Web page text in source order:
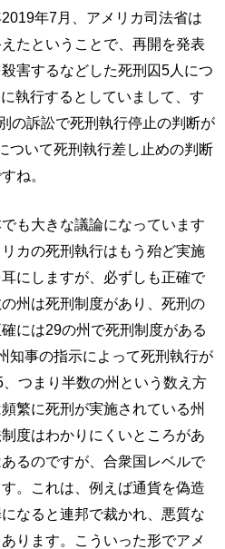
年7月、アメリカ司法省は
たということで、再開を発表
害するなどした死刑囚5人につ
執行するとしていまして、す
の訴訟で死刑執行停止の判断が
ついて死刑執行差し止めの判断
ね。
も大きな議論になっています
カの死刑執行はもう殆ど実施
にしますが、必ずしも正確で
州は死刑制度があり、死刑の
には29の州で死刑制度がある
知事の指示によって死刑執行が
つまり半数の州という数え方
繁に死刑が実施されている州
度はわかりにくいところがあ
るのですが、合衆国レベルで
。これは、例えば通貨を偽造
なると連邦で裁かれ、悪質な
ります。こういった形でアメ